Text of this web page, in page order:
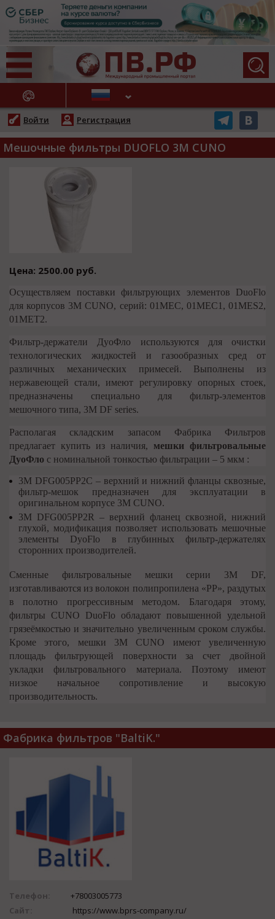
НОВОСТИ
Войти Регистрация
Мешочные фильтры DUOFLO 3M CUNO
Цена: 2500.00 руб.
Осуществляем поставки фильтрующих элементов DuoFlo
для корпусов 3M CUNO, серий: 01MEC, 01MEC1, 01MES2,
01MET2.
Фильтр-держатели ДуоФло используются для очистки
технологических жидкостей и газообразных сред от
различных механических примесей. Выполнены из
нержавеющей стали, имеют регулировку опорных стоек,
предназначены специально для фильтр-элементов
мешочного типа, 3M DF series.
Располагая складским запасом Фабрика Фильтров
предлагает купить из наличия, мешки фильтровальные
ДуоФло с номинальной тонкостью фильтрации – 5 мкм :
3M DFG005PP2С – верхний и нижний фланцы сквозные,
фильтр-мешок предназначен для эксплуатации в
оригинальном корпусе 3M CUNO.
3M DFG005PP2R – верхний фланец сквозной, нижний
глухой, модификация позволяет использовать мешочные
элементы DyoFlo в глубинных фильтр-держателях
сторонних производителей.
Сменные фильтровальные мешки серии 3M DF,
изготавливаются из волокон полипропилена «PP», раздутых
в полотно прогрессивным методом. Благодаря этому,
фильтры CUNO DuoFlo обладают повышенной удельной
грязеёмкостью и значительно увеличенным сроком службы.
Кроме этого, мешки 3M CUNO имеют увеличенную
площадь фильтрующей поверхности за счет двойной
укладки фильтровального материала. Поэтому имеют
низкое начальное сопротивление и высокую
производительность.
Фабрика фильтров "BaltiK."
Телефон:
+78003005773
Сайт:
https://www.bprs-company.ru/